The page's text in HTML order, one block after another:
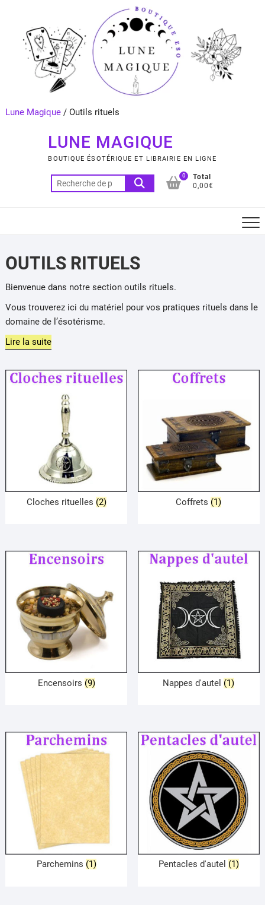
content
Lune Magique/ Outils rituels
LUNE MAGIQUE
BOUTIQUE ÉSOTÉRIQUE ET LIBRAIRIE EN LIGNE
Recherche
pour :
0
Total
0,00€
OUTILS RITUELS
Bienvenue dans notre section outils rituels.
Vous trouverez ici du matériel pour vos pratiques rituels dans le
domaine de l’ésotérisme.
Lire la suite
Cloches rituelles (2) Coffrets (1)
Encensoirs (9) Nappes d'autel (1)
Parchemins (1) Pentacles d'autel (1)